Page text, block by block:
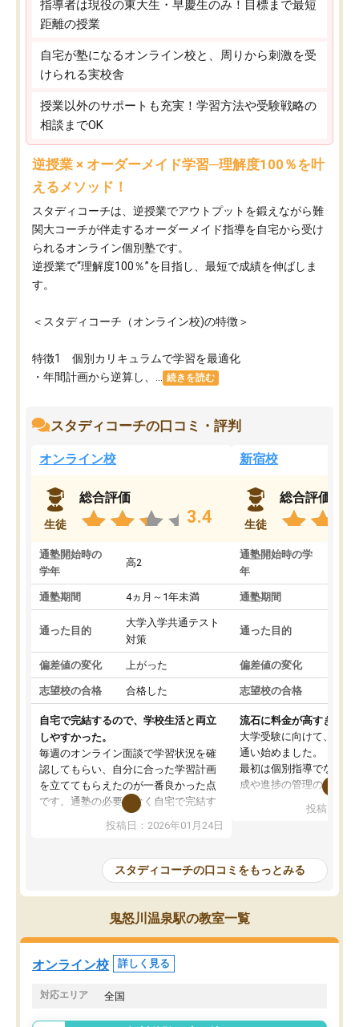
指導者は現役の東大生・早慶生のみ！目標まで最短
距離の授業
自宅が塾になるオンライン校と、周りから刺激を受
けられる実校舎
授業以外のサポートも充実！学習方法や受験戦略の
相談までOK
逆授業 × オーダーメイド学習─理解度100％を叶
えるメソッド！
スタディコーチは、逆授業でアウトプットを鍛えながら難
関大コーチが伴走するオーダーメイド指導を自宅から受け
られるオンライン個別塾です。
逆授業で“理解度100％”を目指し、最短で成績を伸ばしま
す。
＜スタディコーチ（オンライン校)の特徴＞
特徴1 個別カリキュラムで学習を最適化
・年間計画から逆算し、...
続きを読む
スタディコーチの口コミ・評判
オンライン校
生徒
総合評価
3.4
通塾開始時の
学年
高2
通塾期間 4ヵ月～1年未満
通った目的
大学入学共通テスト
対策
偏差値の変化 上がった
志望校の合格 合格した
自宅で完結するので、学校生活と両立
しやすかった。
毎週のオンライン面談で学習状況を確
認してもらい、自分に合った学習計画
を立ててもらえたのが一番良かった点
です。通塾の必要がなく自宅で完結す
たです。コーチが現役大学生で相談し
安も気軽に話せました。勉強習慣が身
についたと感じています。また、チャ
ットで質問できるのも便利でした。一
人では迷いがちだった受験勉強を、最
だと思います。
投稿日：2026年01月24日
新宿校
生徒
総合評価
通塾開始時の学
年
通塾期間
通った目的
偏差値の変化
志望校の合格
流石に料金が高すぎる
大学受験に向けて、高2
通い始めました。
最初は個別指導でなく、
成や進捗の管理のみのコ
じ個別指導コースに変更
性が良くなかったです。
モチベーションが上がら
にやめてしまいました。
追加で料金を払うことで
の方の予定が空いていな
投稿日：
スタディコーチの口コミをもっとみる
鬼怒川温泉駅の教室一覧
オンライン校 詳しく見る
対応エリア 全国